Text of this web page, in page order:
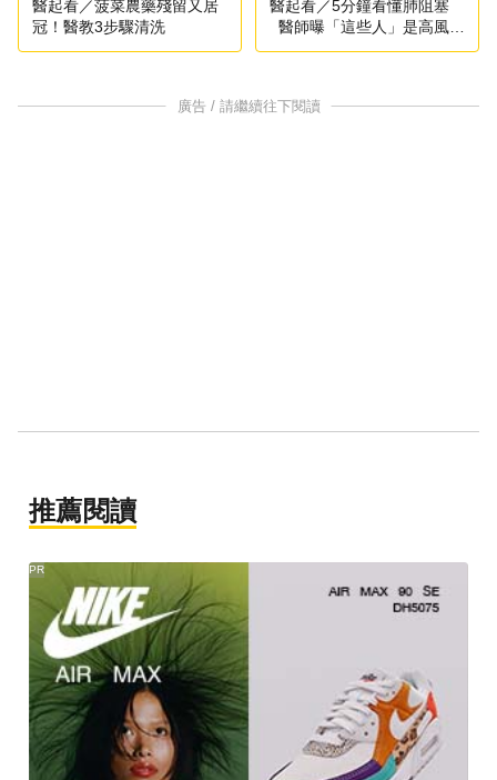
醫起看／菠菜農藥殘留又居
冠！醫教3步驟清洗
醫起看／5分鐘看懂肺阻塞
醫師曝「這些人」是高風險
族群
廣告 / 請繼續往下閱讀
推薦閱讀
PR